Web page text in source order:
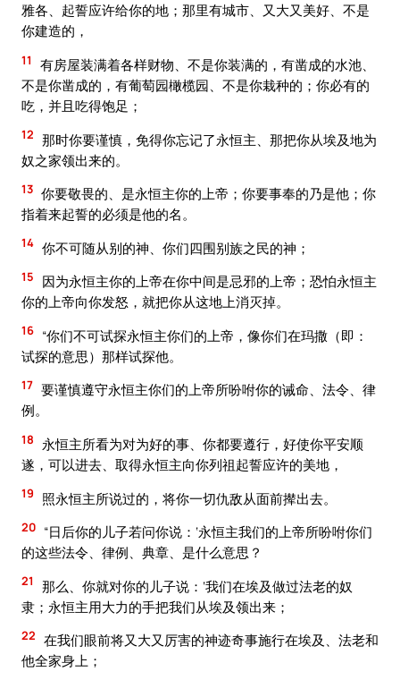
雅各、起誓应许给你的地；那里有城市、又大又美好、不是
你建造的，
11
有房屋装满着各样财物、不是你装满的，有凿成的水池、
不是你凿成的，有葡萄园橄榄园、不是你栽种的；你必有的
吃，并且吃得饱足；
12 那时你要谨慎，免得你忘记了永恒主、那把你从埃及地为
奴之家领出来的。
13 你要敬畏的、是永恒主你的上帝；你要事奉的乃是他；你
指着来起誓的必须是他的名。
14 你不可随从别的神、你们四围别族之民的神；
15
因为永恒主你的上帝在你中间是忌邪的上帝；恐怕永恒主
你的上帝向你发怒，就把你从这地上消灭掉。
16 “你们不可试探永恒主你们的上帝，像你们在玛撒（即：
试探的意思）那样试探他。
17 要谨慎遵守永恒主你们的上帝所吩咐你的诫命、法令、律
例。
18
永恒主所看为对为好的事、你都要遵行，好使你平安顺
遂，可以进去、取得永恒主向你列祖起誓应许的美地，
19 照永恒主所说过的，将你一切仇敌从面前撵出去。
20 “日后你的儿子若问你说：‘永恒主我们的上帝所吩咐你们
的这些法令、律例、典章、是什么意思？
21
那么、你就对你的儿子说：‘我们在埃及做过法老的奴
隶；永恒主用大力的手把我们从埃及领出来；
22 在我们眼前将又大又厉害的神迹奇事施行在埃及、法老和
他全家身上；